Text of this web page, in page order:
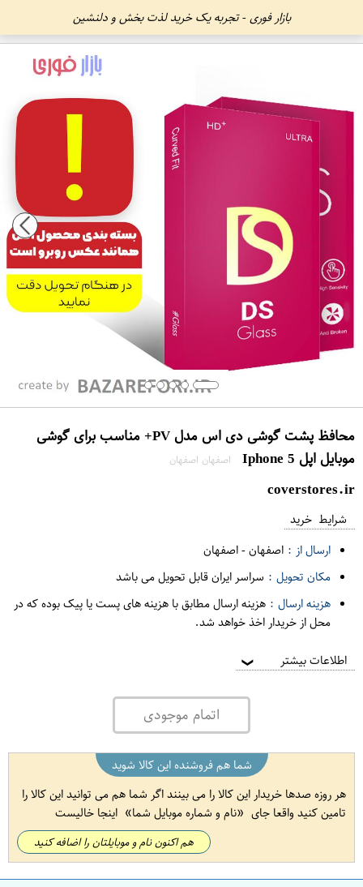
بازار فوری - تجربه یک خرید لذت بخش و دلنشین
محافظ پشت گوشی دی اس مدل PV+ مناسب برای گوشی
موبایل اپل Iphone 5
اصفهان اصفهان
coverstores.ir
شرایط خرید
ارسال از : اصفهان-اصفهان
مکان تحویل : سراسر ایران قابل تحویل می باشد
هزینه ارسال : هزینه ارسال مطابق با هزینه های پست یا پیک بوده که در
محل از خریدار اخذ خواهد شد.
اطلاعات بیشتر ❯
اتمام موجودی
شما هم فروشنده این کالا شوید
هر روزه صدها خریدار این کالا را می بینند اگر شما هم می توانید این کالا را
تامین کنید واقعا جای
نام و شماره موبایل شما اینجا خالیست
هم اکنون نام و موبایلتان را اضافه کنید